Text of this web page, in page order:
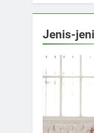
Jenis-